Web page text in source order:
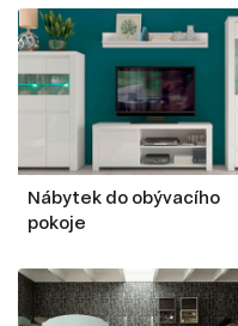
Nábytek do obývacího
pokoje